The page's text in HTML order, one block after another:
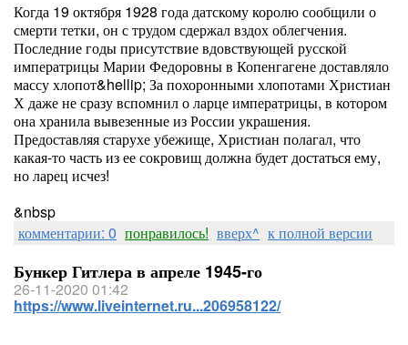
Когда 19 октября 1928 года датскому королю сообщили о
смерти тетки, он с трудом сдержал вздох облегчения.
Последние годы присутствие вдовствующей русской
императрицы Марии Федоровны в Копенгагене доставляло
массу хлопот&hellip; За похоронными хлопотами Христиан
Х даже не сразу вспомнил о ларце императрицы, в котором
она хранила вывезенные из России украшения.
Предоставляя старухе убежище, Христиан полагал, что
какая-то часть из ее сокровищ должна будет достаться ему,
но ларец исчез!
&nbsp
комментарии: 0 понравилось! вверх^ к полной версии
Бункер Гитлера в апреле 1945-го
26-11-2020 01:42
https://www.liveinternet.ru...206958122/